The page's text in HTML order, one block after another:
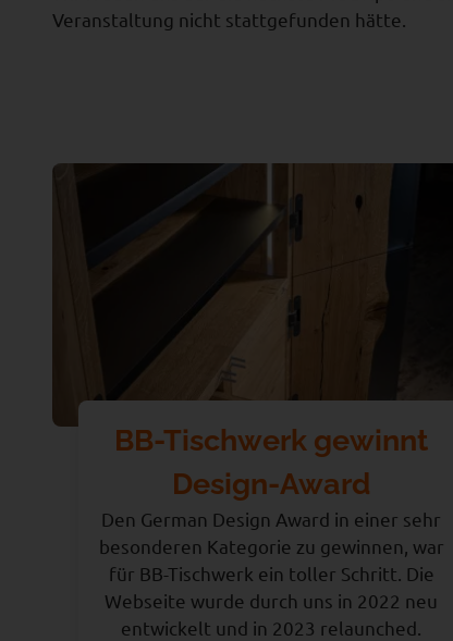
Veranstaltung nicht stattgefunden hätte.
BB-Tischwerk gewinnt
Design-Award
Den German Design Award in einer sehr
besonderen Kategorie zu gewinnen, war
für BB-Tischwerk ein toller Schritt. Die
Webseite wurde durch uns in 2022 neu
entwickelt und in 2023 relaunched.